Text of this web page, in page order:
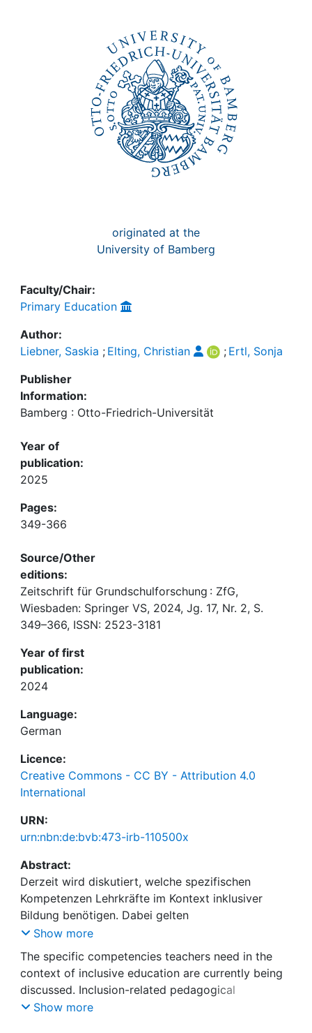
originated at the
University of Bamberg
Faculty/Chair:
Primary Education
Author:
Liebner, Saskia ; Elting, Christian ; Ertl, Sonja
Publisher
Information:
Bamberg : Otto-Friedrich-Universität
Year of
publication:
2025
Pages:
349-366
Source/Other
editions:
Zeitschrift für Grundschulforschung : ZfG,
Wiesbaden: Springer VS, 2024, Jg. 17, Nr. 2, S.
349–366, ISSN: 2523-3181
Year of first
publication:
2024
Language:
German
Licence:
Creative Commons - CC BY - Attribution 4.0
International
URN:
urn:nbn:de:bvb:473-irb-110500x
Abstract:
Derzeit wird diskutiert, welche spezifischen
Kompetenzen Lehrkräfte im Kontext inklusiver
Bildung benötigen. Dabei gelten
inklusionsbezogenes pädagogisches Wissen sowie
entsprechende positive inklusionsbezogene
Überzeugungen als bedeutsam. Während zu
inklusionsbezogenen Überzeugungen angehender
Grundschullehrkräfte zahlreiche Befunde vorliegen,
ist das inklusionsbezogene Wissen weitgehend
Show more
The specific competencies teachers need in the
context of inclusive education are currently being
discussed. Inclusion-related pedagogical
knowledge and corresponding positive inclusion-
Show more